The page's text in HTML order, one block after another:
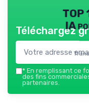
TOP
IA
Téléchargez
* En remplissant ce
des fins
partenaires.